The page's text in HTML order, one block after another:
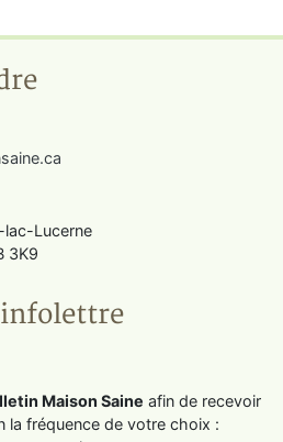
Lucerne
3K9
Maison Saine afin de recevoir
la fréquence de votre choix :